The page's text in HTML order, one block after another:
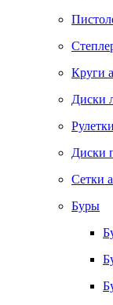
Круги
Диски
Рулетки
Диски
Сетки
Буры